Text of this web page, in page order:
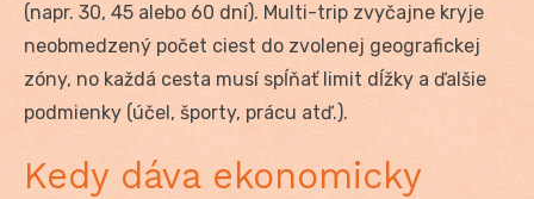
(napr. 30, 45 alebo 60 dní). Multi-trip zvyčajne kryje
neobmedzený počet ciest do zvolenej geografickej
zóny, no každá cesta musí spĺňať limit dĺžky a ďalšie
podmienky (účel, športy, prácu atď.).
Kedy dáva ekonomicky